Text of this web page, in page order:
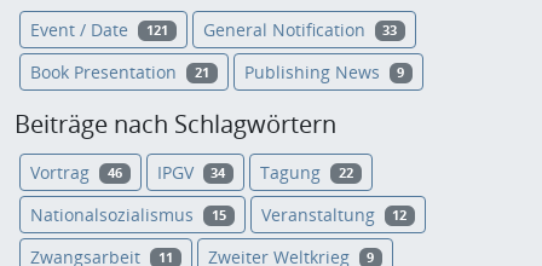
Event / Date 121 General Notification 33
Book Presentation 21 Publishing News 9
Beiträge nach Schlagwörtern
Vortrag 46 IPGV 34 Tagung 22
Nationalsozialismus 15 Veranstaltung 12
Zwangsarbeit 11 Zweiter Weltkrieg 9